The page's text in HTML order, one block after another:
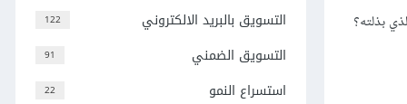
بذلته؟
122 التسويق بالبريد الالكتروني
91 التسويق الضمني
22 استسراع النمو